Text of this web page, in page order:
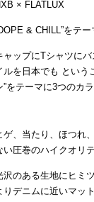
× FLATLUX
& CHILL”をテ
ャップにTシャツに
ルを日本でも という
”をテーマに3つのカ
ゲ、当たり、ほつれ
い圧巻のハイクオリ
沢のある生地にヒミ
りデニムに近いマッ